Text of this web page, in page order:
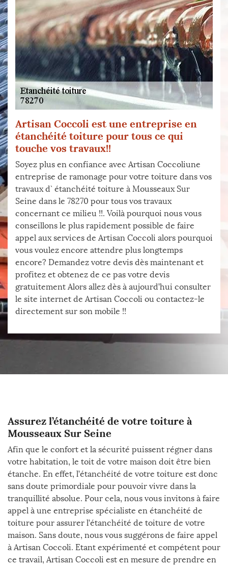
Artisan Coccoli est une entreprise en
étanchéité toiture pour tous ce qui
touche vos travaux!!
Soyez plus en confiance avec Artisan Coccoliune
entreprise de ramonage pour votre toiture dans vos
travaux d` étanchéité toiture à Mousseaux Sur
Seine dans le 78270 pour tous vos travaux
concernant ce milieu !!. Voilà pourquoi nous vous
conseillons le plus rapidement possible de faire
appel aux services de Artisan Coccoli alors pourquoi
vous voulez encore attendre plus longtemps
encore? Demandez votre devis dès maintenant et
profitez et obtenez de ce pas votre devis
gratuitement Alors allez dès à aujourd’hui consulter
le site internet de Artisan Coccoli ou contactez-le
directement sur son mobile !!
Assurez l’étanchéité de votre toiture à
Mousseaux Sur Seine
Afin que le confort et la sécurité puissent régner dans
votre habitation, le toit de votre maison doit être bien
étanche. En effet, l’étanchéité de votre toiture est donc
sans doute primordiale pour pouvoir vivre dans la
tranquillité absolue. Pour cela, nous vous invitons à faire
appel à une entreprise spécialiste en étanchéité de
toiture pour assurer l’étanchéité de toiture de votre
maison. Sans doute, nous vous suggérons de faire appel
à Artisan Coccoli. Etant expérimenté et compétent pour
ce travail, Artisan Coccoli est en mesure de prendre en